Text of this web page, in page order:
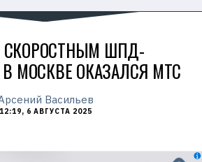
ШПД-
МОСКВЕ ОКАЗАЛСЯ МТС
Васильев
12:19, 6 АВГУСТА 2025